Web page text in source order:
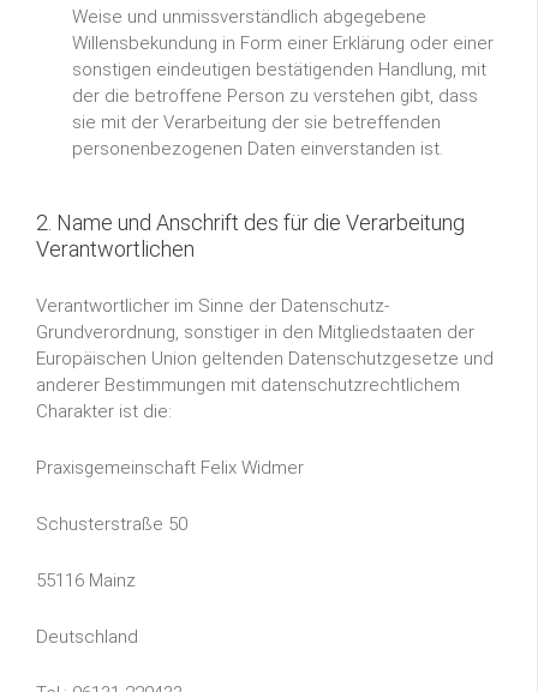
Weise und unmissverständlich abgegebene
Willensbekundung in Form einer Erklärung oder einer
sonstigen eindeutigen bestätigenden Handlung, mit
der die betroffene Person zu verstehen gibt, dass
sie mit der Verarbeitung der sie betreffenden
personenbezogenen Daten einverstanden ist.
2. Name und Anschrift des für die Verarbeitung
Verantwortlichen
Verantwortlicher im Sinne der Datenschutz-
Grundverordnung, sonstiger in den Mitgliedstaaten der
Europäischen Union geltenden Datenschutzgesetze und
anderer Bestimmungen mit datenschutzrechtlichem
Charakter ist die:
Praxisgemeinschaft Felix Widmer
Schusterstraße 50
55116 Mainz
Deutschland